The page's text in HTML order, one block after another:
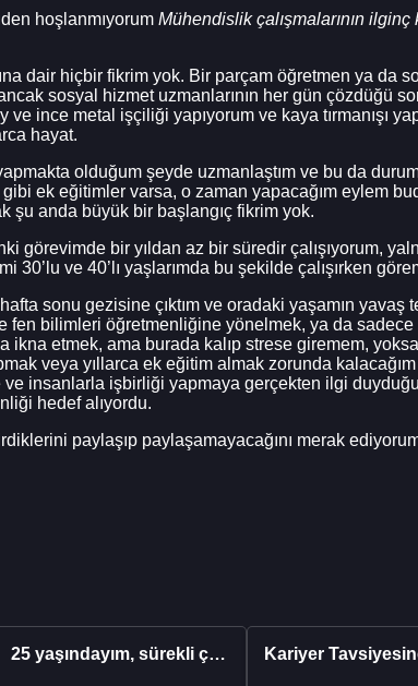
hoşlanmıyorum Mühendislik çalışmalarının ilginç
dair hiçbir fikrim yok. Bir parçam öğretmen ya da
sosyal hizmet uzmanlarının her gün çözdüğü
ince metal işçiliği yapıyorum ve kaya tırmanışı
hayat.
olduğum şeyde uzmanlaştım ve bu da
ek eğitimler varsa, o zaman yapacağım eylem
şu anda büyük bir başlangıç ​​​​fikrim yok.
görevimde bir yıldan az bir süredir çalışıyorum,
ve 40’lı yaşlarımda bu şekilde çalışırken
sonu gezisine çıktım ve oradaki yaşamın yavaş
bilimleri öğretmenliğine yönelmek, ya da sadece
etmek, ama burada kalıp strese giremem,
veya yıllarca ek eğitim almak zorunda
insanlarla işbirliği yapmaya gerçekten ilgi
hedef alıyordu.
paylaşıp paylaşamayacağını merak
25 yaşındayım, sürekli çalışıyorum ve hâlâ maddi a...